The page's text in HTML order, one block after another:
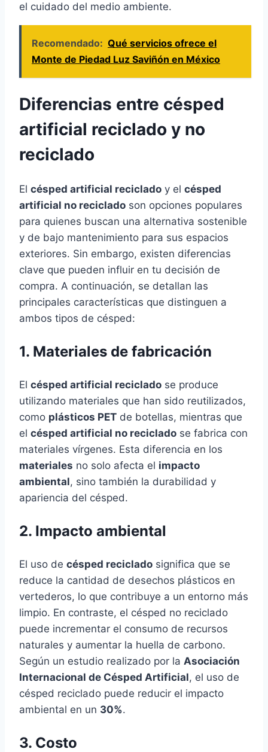
el cuidado del medio ambiente.
Recomendado: Qué servicios ofrece el
Monte de Piedad Luz Saviñón en México
Diferencias entre césped
artificial reciclado y no
reciclado
El césped artificial reciclado y el césped
artificial no reciclado son opciones populares
para quienes buscan una alternativa sostenible
y de bajo mantenimiento para sus espacios
exteriores. Sin embargo, existen diferencias
clave que pueden influir en tu decisión de
compra. A continuación, se detallan las
principales características que distinguen a
ambos tipos de césped:
1. Materiales de fabricación
El césped artificial reciclado se produce
utilizando materiales que han sido reutilizados,
como plásticos PET de botellas, mientras que
el césped artificial no reciclado se fabrica con
materiales vírgenes. Esta diferencia en los
materiales no solo afecta el impacto
ambiental, sino también la durabilidad y
apariencia del césped.
2. Impacto ambiental
El uso de césped reciclado significa que se
reduce la cantidad de desechos plásticos en
vertederos, lo que contribuye a un entorno más
limpio. En contraste, el césped no reciclado
puede incrementar el consumo de recursos
naturales y aumentar la huella de carbono.
Según un estudio realizado por la Asociación
Internacional de Césped Artificial, el uso de
césped reciclado puede reducir el impacto
ambiental en un 30%.
3. Costo